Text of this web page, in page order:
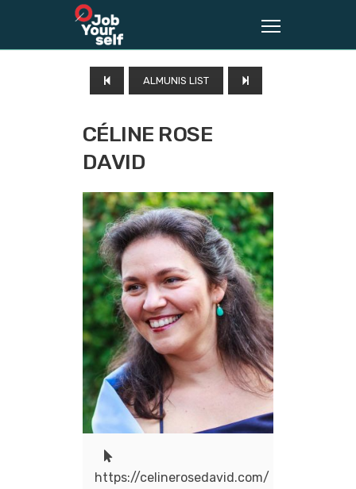
ALMUNIS LIST
CÉLINE ROSE
DAVID
https://celinerosedavid.com/